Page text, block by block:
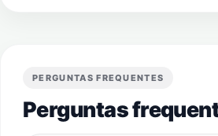
PERGUNTAS FREQUENTES
Perguntas